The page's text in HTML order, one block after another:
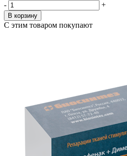
-
+
В корзину
С этим товаром покупают